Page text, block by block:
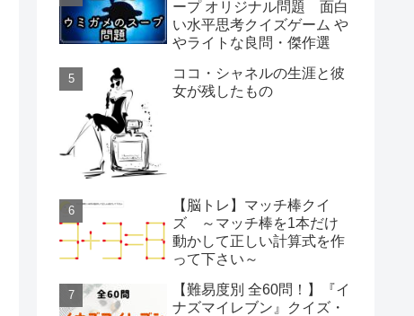
ープ オリジナル問題 面白
い水平思考クイズゲーム や
やライトな良問・傑作選
ココ・シャネルの生涯と彼
女が残したもの
【脳トレ】マッチ棒クイ
ズ ～マッチ棒を1本だけ
動かして正しい計算式を作
って下さい～
【難易度別 全60問！】『イ
ナズマイレブン』クイズ・